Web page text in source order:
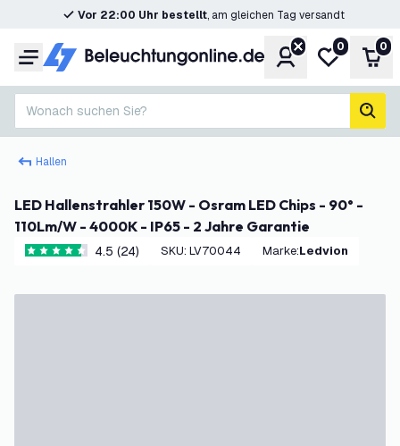
Vor 22:00 Uhr bestellt, am gleichen Tag versandt
Menü KontoMeine
0 0
Wonach suchen Sie?
Hallen
LED Hallenstrahler 150W - Osram LED Chips - 90° -
110Lm/W - 4000K - IP65 - 2 Jahre Garantie
4.5 Bewertungssterne
4.5 (24) SKU: LV70044 Marke: Ledvion